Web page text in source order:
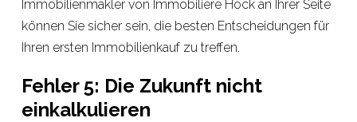
Immobilienmakler von Immobilière Hock an Ihrer Seite
können Sie sicher sein, die besten Entscheidungen für
Ihren ersten Immobilienkauf zu treffen.
Fehler 5: Die Zukunft nicht
einkalkulieren